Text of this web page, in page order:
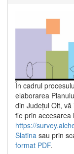
În cadrul
elaborarea
din Județul Olt,
fie prin accesarea
https://
Slatina sau prin
format PDF.